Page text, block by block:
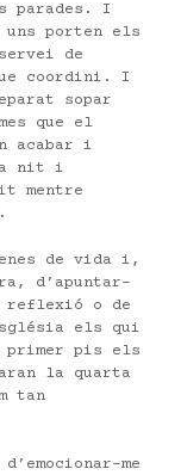
parades. I
uns porten els
de
coordini. I
sopar
que el
acabar i
la nit i
mentre
de vida i,
d’apuntar-
reflexió o de
els qui
primer pis els
la quarta
tan
me